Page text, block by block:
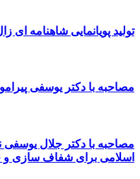
تولید پویانمایی شاهنامه
مصاحبه با دکتر یوسفی
مصاحبه با دکتر جلال
اسلامی برای شفاف سازی و